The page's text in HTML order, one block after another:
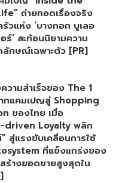
ถ่ายทอดเรื่องจริง
วแห่ง ‘บางกอก บูเลอ
ร์’ สะท้อนนิยามความ
ลักษณ์เฉพาะตัว [PR]
ความสำเร็จของ The 1
กแคมเปญสู่ Shopping
ของไทย เมื่อ
driven Loyalty พลิก
สู่แรงขับเคลื่อนการใช้
ที่แข็งแกร่งของ
ร้างยอดขายสูงสุดใน